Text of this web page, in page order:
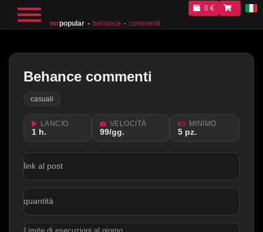
mrpopular behance commenti
0 €
Behance commenti
casuali
LANCIO
1 h.
VELOCITÀ
99/gg.
MINIMO
5 pz.
link al post
quantità